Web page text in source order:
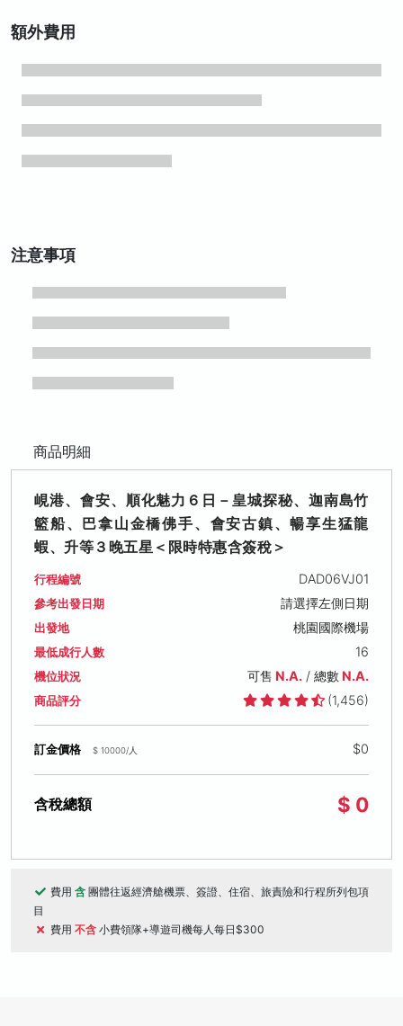
額外費用
注意事項
商品明細
峴港、會安、順化魅力６日－皇城探秘、迦南島竹
籃船、巴拿山金橋佛手、會安古鎮、暢享生猛龍
蝦、升等３晚五星＜限時特惠含簽稅＞
行程編號 DAD06VJ01
參考出發日期 請選擇左側日期
出發地 桃園國際機場
最低成行人數 16
機位狀況 可售 N.A./ 總數N.A.
商品評分 (1,456)
訂金價格 $ 10000/人 $0
含稅總額 $ 0
費用 含 團體往返經濟艙機票、簽證、住宿、旅責險和行程所列包項
目
費用 不含 小費領隊+導遊司機每人每日$300